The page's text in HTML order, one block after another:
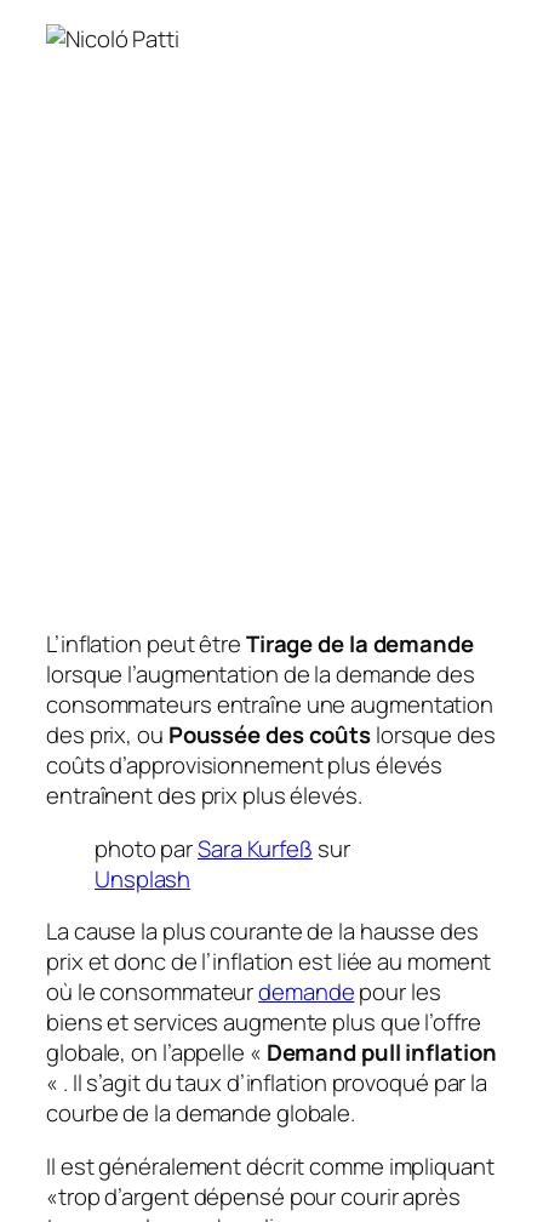
L’inflation peut êtreTirage de la demande
lorsque l’augmentation de la demande des
consommateurs entraîne une augmentation
des prix, ou Poussée des coûtslorsque des
coûts d’approvisionnement plus élevés
entraînent des prix plus élevés.
photo parSara Kurfeß sur
Unsplash
La cause la plus courante de la hausse des
prix et donc de l’inflation est liée au moment
où le consommateurdemandepour les
biens et services augmente plus que l’offre
globale, on l’appelle « Demand pull inflation
« . Il s’agit du taux d’inflation provoqué par la
courbe de la demande globale.
Il est généralement décrit comme impliquant
«trop d’argent dépensé pour courir après